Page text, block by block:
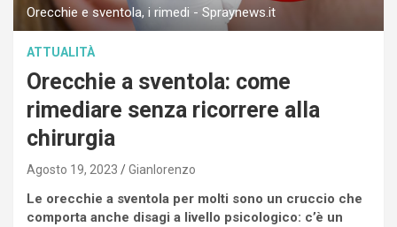
Orecchie e sventola, i rimedi - Spraynews.it
ATTUALITÀ
Orecchie a sventola: come
rimediare senza ricorrere alla
chirurgia
Agosto 19, 2023 Gianlorenzo
Le orecchie a sventola per molti sono un cruccio che
comporta anche disagi a livello psicologico: c’è un